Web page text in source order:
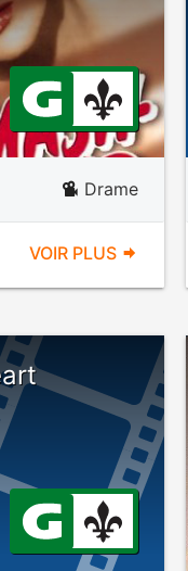
Drame
VOIR PLUS